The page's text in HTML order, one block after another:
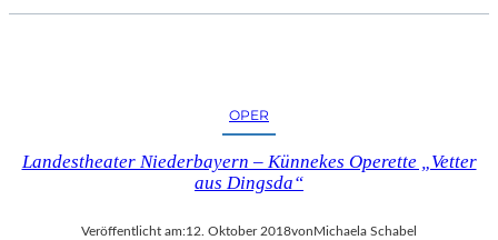
OPER
Landestheater Niederbayern – Künnekes Operette „Vetter
aus Dingsda“
Veröffentlicht am:12. Oktober 2018von Michaela Schabel